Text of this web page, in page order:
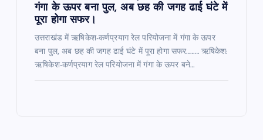
गंगा के ऊपर बना पुल, अब छह की जगह ढाई घंटे में
पूरा होगा सफर।
उत्तराखंड में ऋषिकेश-कर्णप्रयाग रेल परियोजना में गंगा के ऊपर
बना पुल, अब छह की जगह ढाई घंटे में पूरा होगा सफर……… ऋषिकेश:
ऋषिकेश-कर्णप्रयाग रेल परियोजना में गंगा के ऊपर बने…